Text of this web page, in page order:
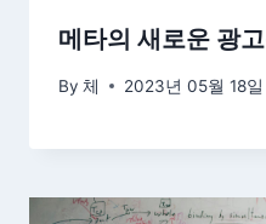
메타의 새로운 광
By 체 2023년 05월 18일